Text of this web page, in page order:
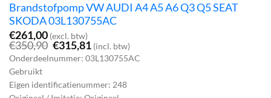
Brandstofpomp VW AUDI A4 A5 A6 Q3 Q5 SEAT
SKODA 03L130755AC
€261,00 (excl. btw)
€350,90 Oorspronkelijke
prijs
was:
€315,81Huidige
prijs
is:
(incl. btw)
Onderdeelnummer: 03L130755AC
Gebruikt
Eigen identificatienummer: 248